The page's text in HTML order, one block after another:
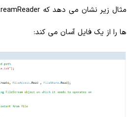
ها را از یک فایل آسان می کند: